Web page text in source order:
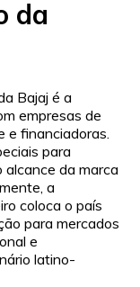
da
Bajaj é a
empresas de
e financiadoras.
para
alcance da marca
a
coloca o país
para mercados
e
latino-